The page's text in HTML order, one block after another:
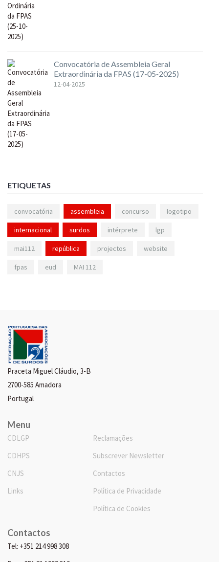
Convocatória de Assembleia Geral
Extraordinária da FPAS (17-05-2025)
12-04-2025
ETIQUETAS
convocatória assembleia concurso logotipo
internacional surdos intérprete lgp
mai112 república projectos website
fpas eud MAI 112
Praceta Miguel Cláudio, 3-B
2700-585 Amadora
Portugal
Menu
CDLGP
CDHPS
CNJS
Links
Reclamações
Subscrever Newsletter
Contactos
Política de Privacidade
Política de Cookies
Contactos
Tel: +351 214 998 308